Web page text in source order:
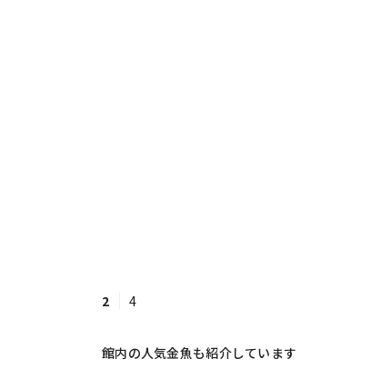
2 4
館内の人気金魚も紹介しています